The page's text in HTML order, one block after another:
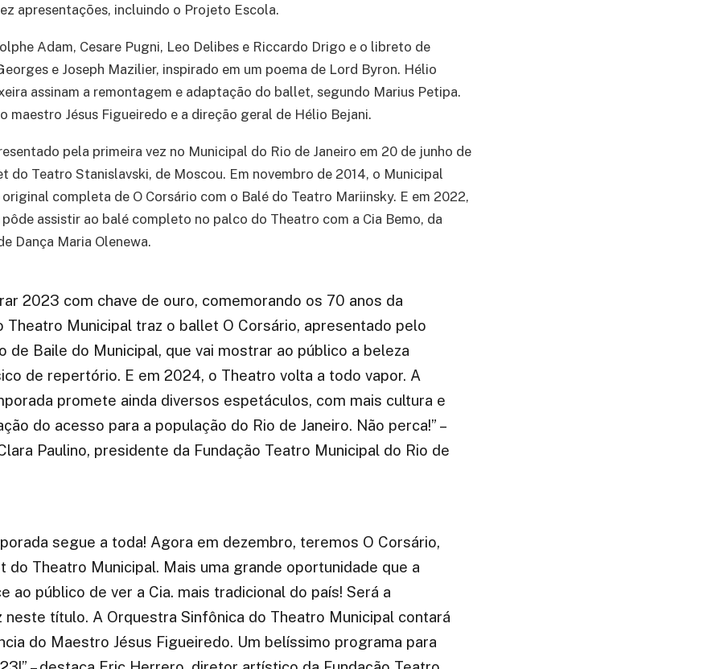
apresentações, incluindo o Projeto Escola.
Adam, Cesare Pugni, Leo Delibes e Riccardo Drigo e o libreto de
e Joseph Mazilier, inspirado em um poema de Lord Byron. Hélio
assinam a remontagem e adaptação do ballet, segundo Marius Petipa.
maestro Jésus Figueiredo e a direção geral de Hélio Bejani.
pela primeira vez no Municipal do Rio de Janeiro em 20 de junho de
do Teatro Stanislavski, de Moscou. Em novembro de 2014, o Municipal
completa de O Corsário com o Balé do Teatro Mariinsky. E em 2022,
assistir ao balé completo no palco do Theatro com a Cia Bemo, da
Dança Maria Olenewa.
2023 com chave de ouro, comemorando os 70 anos da
Theatro Municipal traz o ballet O Corsário, apresentado pelo
de Baile do Municipal, que vai mostrar ao público a beleza
de repertório. E em 2024, o Theatro volta a todo vapor. A
promete ainda diversos espetáculos, com mais cultura e
do acesso para a população do Rio de Janeiro. Não perca!” –
Paulino, presidente da Fundação Teatro Municipal do Rio de
segue a toda! Agora em dezembro, teremos O Corsário,
do Theatro Municipal. Mais uma grande oportunidade que a
ao público de ver a Cia. mais tradicional do país! Será a
neste título. A Orquestra Sinfônica do Theatro Municipal contará
do Maestro Jésus Figueiredo. Um belíssimo programa para